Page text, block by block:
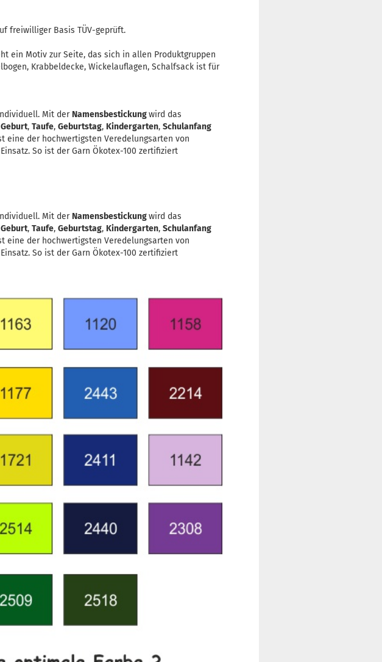
freiwilliger Basis TÜV-geprüft.
ein Motiv zur Seite, das sich in allen Produktgruppen
Krabbeldecke, Wickelauflagen, Schalfsack ist für
Mit der Namensbestickungwird das
Geburt, Taufe, Geburtstag, Kindergarten, Schulanfang
eine der hochwertigsten Veredelungsarten von
So ist der Garn Ökotex-100 zertifiziert
Mit der Namensbestickungwird das
Geburt, Taufe, Geburtstag, Kindergarten, Schulanfang
eine der hochwertigsten Veredelungsarten von
So ist der Garn Ökotex-100 zertifiziert